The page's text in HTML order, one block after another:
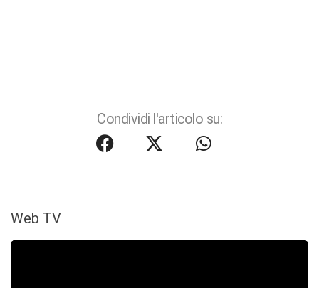
Condividi l'articolo su:
Web TV